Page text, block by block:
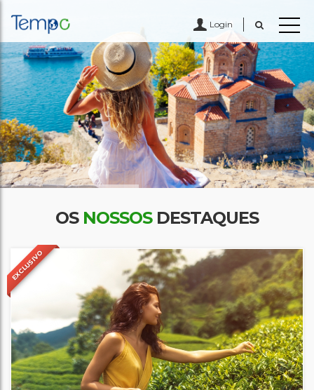
Login
OS NOSSOSDESTAQUES
EXCLUSIVO